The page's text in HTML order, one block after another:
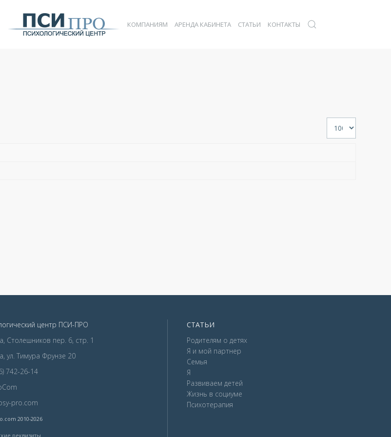
КОМПАНИЯМ АРЕНДА КАБИНЕТА СТАТЬИ КОНТАКТЫ
центр ПСИ-ПРО
Столешников пер. 6, стр. 1
ул. Тимура Фрунзе 20
742-26-14
pro.com
2010-2026
реквизиты
СТАТЬИ
Родителям о детях
Я и мой партнер
Семья
Я
Развиваем детей
Жизнь в социуме
Психотерапия